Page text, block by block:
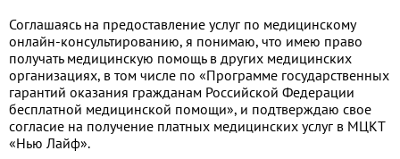
Соглашаясь на предоставление услуг по медицинскому
онлайн-консультированию, я понимаю, что имею право
получать медицинскую помощь в других медицинских
организациях, в том числе по «Программе государственных
гарантий оказания гражданам Российской Федерации
бесплатной медицинской помощи», и подтверждаю свое
согласие на получение платных медицинских услуг в МЦКТ
«Нью Лайф».